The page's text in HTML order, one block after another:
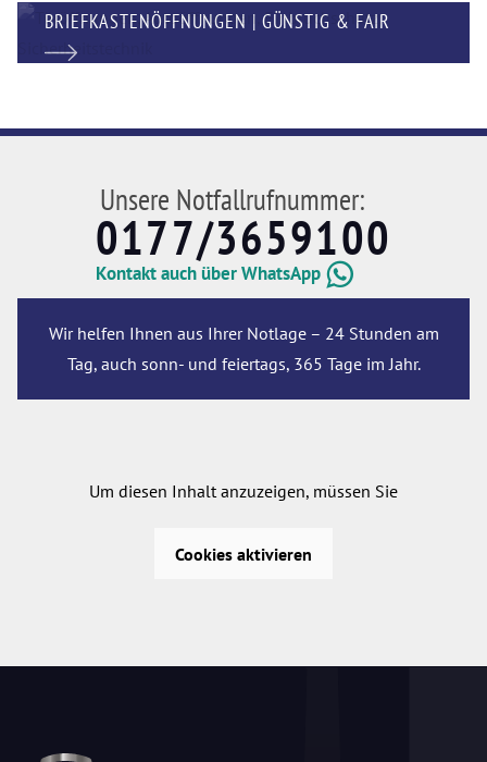
BRIEFKASTENÖFFNUNGEN | GÜNSTIG & FAIR
Unsere Notfallrufnummer:
0177/3659100
Kontakt auch über WhatsApp
Wir helfen Ihnen aus Ihrer Notlage – 24 Stunden am
Tag, auch sonn- und feiertags, 365 Tage im Jahr.
Um diesen Inhalt anzuzeigen, müssen Sie
Cookies aktivieren